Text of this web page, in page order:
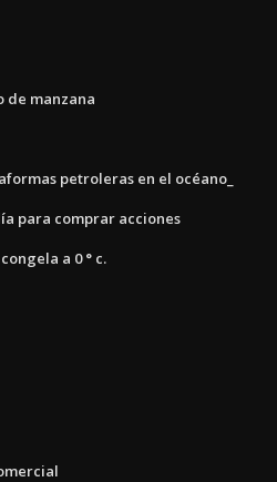
de manzana
petroleras en el océano_
para comprar acciones
a 0 ° c.